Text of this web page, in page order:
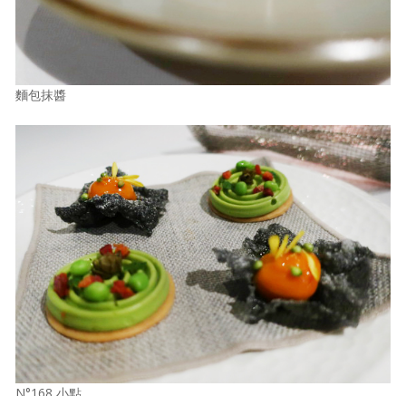
麵包抹醬